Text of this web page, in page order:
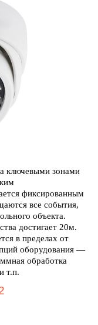
ключевыми зонами
фиксированным
все события,
объекта.
достигает 20м.
в пределах от
оборудования —
обработка
т.п.